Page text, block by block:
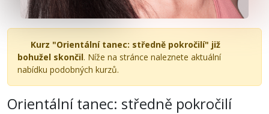
Kurz "Orientální tanec: středně pokročilí" již
bohužel skončil. Níže na stránce naleznete aktuální
nabídku podobných kurzů.
Orientální tanec: středně pokročilí